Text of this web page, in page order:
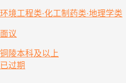
环境工程类·化工制药类·地理学类
面议
铜陵本科及以上
已过期